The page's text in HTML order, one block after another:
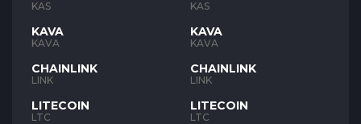
KAS
KAVA
KAVA
CHAINLINK
LINK
LITECOIN
LTC
KAS
KAVA
KAVA
CHAINLINK
LINK
LITECOIN
LTC